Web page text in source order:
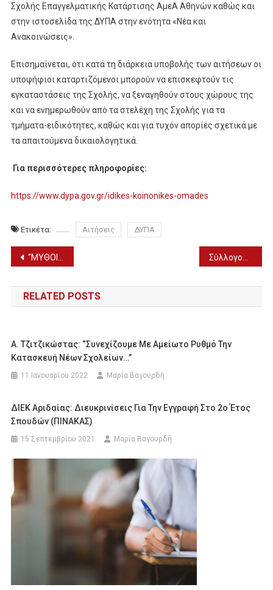
Σχολής Επαγγελματικής Κατάρτισης ΑμεΑ Αθηνών καθώς και
στην ιστοσελίδα της ΔΥΠΑ στην ενότητα «Νέα και
Ανακοινώσεις».
Επισημαίνεται, ότι κατά τη διάρκεια υποβολής των αιτήσεων οι
υποψήφιοι καταρτιζόμενοι μπορούν να επισκεφτούν τις
εγκαταστάσεις της Σχολής, να ξεναγηθούν στους χώρους της
και να ενημερωθούν από τα στελέχη της Σχολής για τα
τμήματα-ειδικότητες, καθώς και για τυχόν απορίες σχετικά με
τα απαιτούμενα δικαιολογητικά.
Για περισσότερες πληροφορίες:
https://www.dypa.gov.gr/idikes-koinonikes-omades
Ετικέτα: Αιτήσεις ΔΥΠΑ
Πλοήγηση
άρθρων
“ΜΥΘΟΙ, ΤΕΡΑΤΑ ΚΑΙ ΞΟΡΚΙΑ”: Ημερίδα της Εφορείας Αρχαιοτήτων Πέλλας (5/5)
RELATED POSTS
Α. Τζιτζικώστας: “Συνεχίζουμε Με Αμείωτο Ρυθμό Την
Κατασκευή Νέων Σχολείων…”
11 Ιανουαρίου 2022 Μαρία Βαγουρδή
ΔΙΕΚ Αριδαίας: Διευκρινίσεις Για Την Εγγραφή Στο 2ο Έτος
Σπουδών (ΠΙΝΑΚΑΣ)
15 Σεπτεμβρίου 2021 Μαρία Βαγουρδή